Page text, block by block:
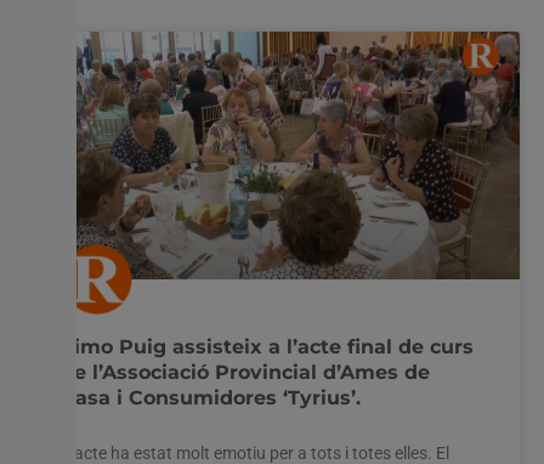
Ximo Puig assisteix a l’acte final de curs
de l’Associació Provincial d’Ames de
Casa i Consumidores ‘Tyrius’.
L’acte ha estat molt emotiu per a tots i totes elles. El